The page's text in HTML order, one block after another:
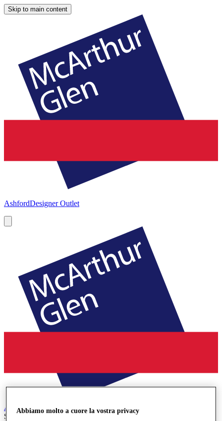
Skip to main content
AshfordDesigner Outlet
Ashford Designer Outlet
Search input
Abbiamo molto a cuore la vostra privacy